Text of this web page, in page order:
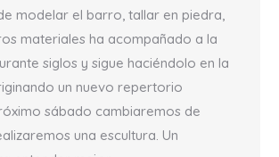
modelar el barro, tallar en piedra,
materiales ha acompañado a la
siglos y sigue haciéndolo en la
un nuevo repertorio
sábado cambiaremos de
una escultura. Un